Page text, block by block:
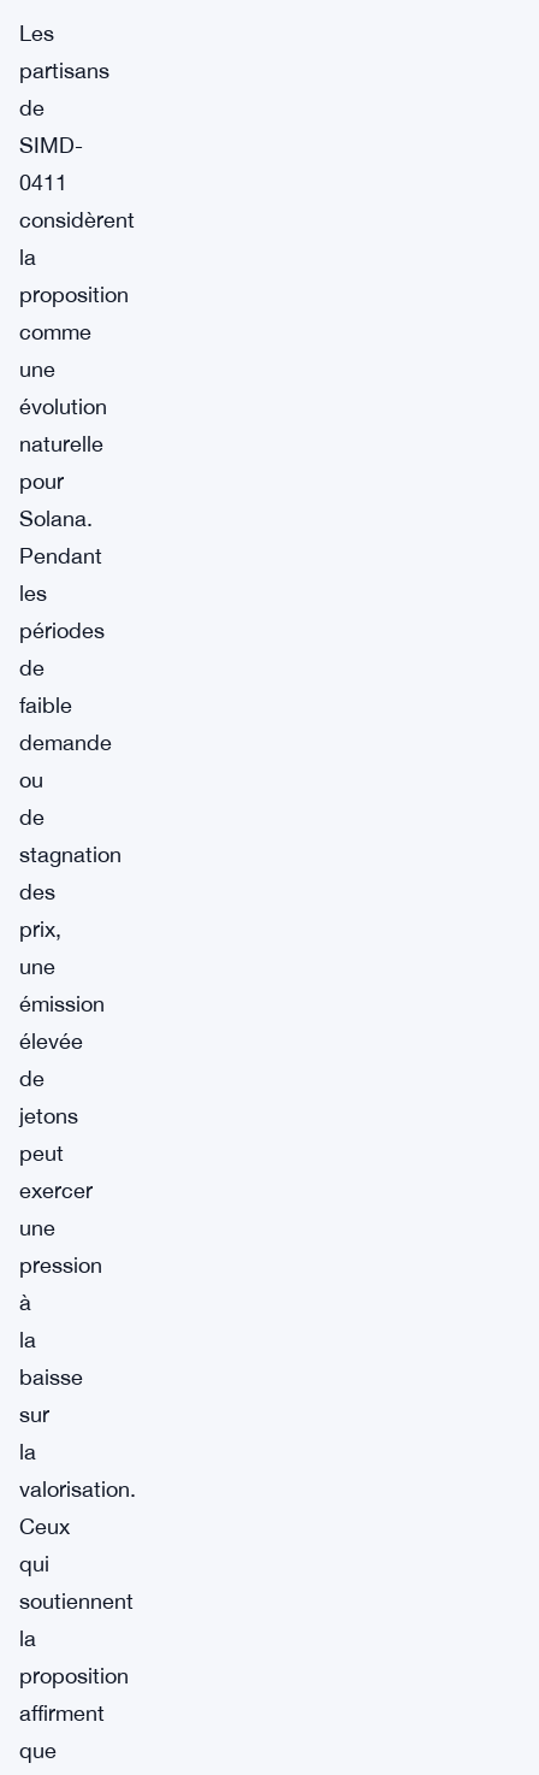
Les
partisans
de
SIMD-
0411
considèrent
la
proposition
comme
une
évolution
naturelle
pour
Solana.
Pendant
les
périodes
de
faible
demande
ou
de
stagnation
des
prix,
une
émission
élevée
de
jetons
peut
exercer
une
pression
à
la
baisse
sur
la
valorisation.
Ceux
qui
soutiennent
la
proposition
affirment
que